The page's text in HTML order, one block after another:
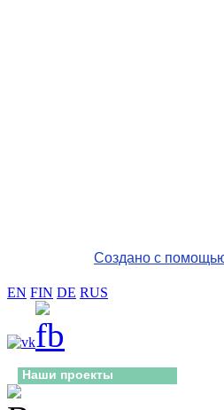
Создано с
EN FIN DE RUS
Наши проекты